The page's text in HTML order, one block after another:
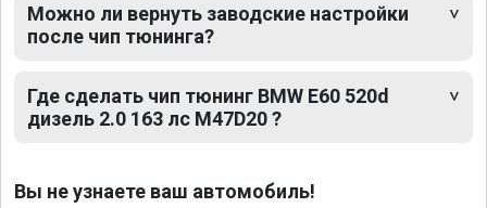
Можно ли вернуть заводские настройки
после чип тюнинга?
Где сделать чип тюнинг BMW E60 520d
дизель 2.0 163 лс M47D20 ?
Вы не узнаете ваш автомобиль!